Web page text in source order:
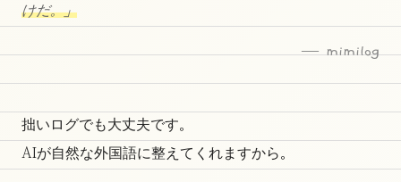
けだ。」
— mimilog
拙いログでも大丈夫です。
AIが自然な外国語に整えてくれますから。